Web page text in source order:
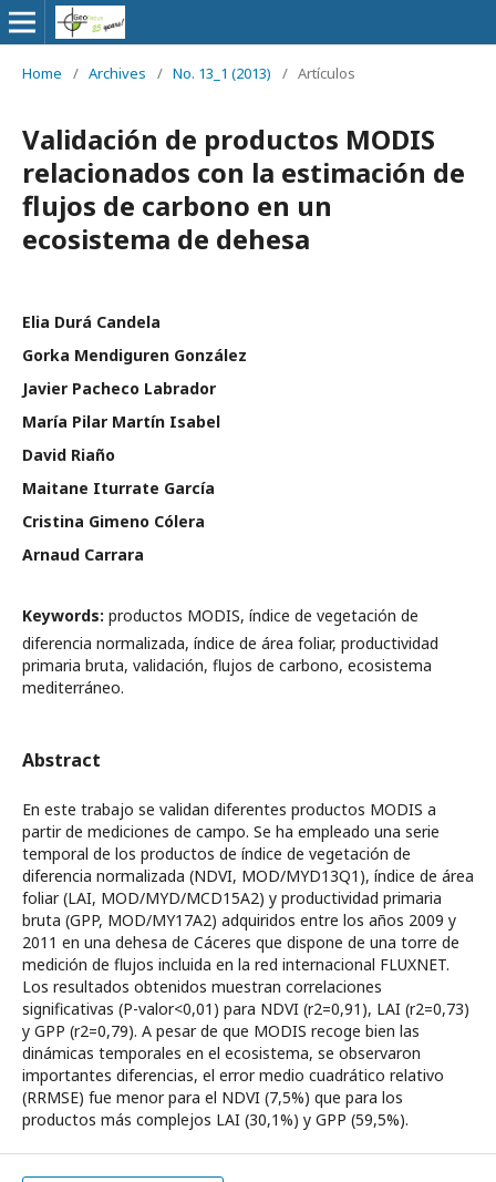
Home / Archives / No. 13_1 (2013) / Artículos
Validación de productos MODIS
relacionados con la estimación de
flujos de carbono en un
ecosistema de dehesa
Elia Durá Candela
Gorka Mendiguren González
Javier Pacheco Labrador
María Pilar Martín Isabel
David Riaño
Maitane Iturrate García
Cristina Gimeno Cólera
Arnaud Carrara
Keywords: productos MODIS, índice de vegetación de
diferencia normalizada, índice de área foliar, productividad
primaria bruta, validación, flujos de carbono, ecosistema
mediterráneo.
Abstract
En este trabajo se validan diferentes productos MODIS a
partir de mediciones de campo. Se ha empleado una serie
temporal de los productos de índice de vegetación de
diferencia normalizada (NDVI, MOD/MYD13Q1), índice de área
foliar (LAI, MOD/MYD/MCD15A2) y productividad primaria
bruta (GPP, MOD/MY17A2) adquiridos entre los años 2009 y
2011 en una dehesa de Cáceres que dispone de una torre de
medición de flujos incluida en la red internacional FLUXNET.
Los resultados obtenidos muestran correlaciones
significativas (P-valor<0,01) para NDVI (r2=0,91), LAI (r2=0,73)
y GPP (r2=0,79). A pesar de que MODIS recoge bien las
dinámicas temporales en el ecosistema, se observaron
importantes diferencias, el error medio cuadrático relativo
(RRMSE) fue menor para el NDVI (7,5%) que para los
productos más complejos LAI (30,1%) y GPP (59,5%).